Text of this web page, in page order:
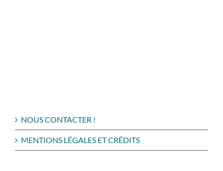
NOUS CONTACTER !
MENTIONS LÉGALES ET CRÉDITS